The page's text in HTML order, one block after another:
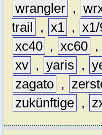
wrangler ,
trail
, x1 , x1/
xc40 , xc60 ,
xv , yaris ,
zagato ,
zukünftige ,